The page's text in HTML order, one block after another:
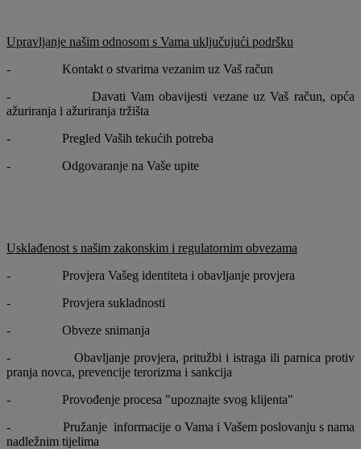
Upravljanje našim odnosom s Vama uključujući podršku
- Kontakt o stvarima vezanim uz Vaš račun
- Davati Vam obavijesti vezane uz Vaš račun, opća
ažuriranja i ažuriranja tržišta
- Pregled Vaših tekućih potreba
- Odgovaranje na Vaše upite
Usklađenost s našim zakonskim i regulatornim obvezama
- Provjera Vašeg identiteta i obavljanje provjera
- Provjera sukladnosti
- Obveze snimanja
- Obavljanje provjera, pritužbi i istraga ili parnica protiv
pranja novca, prevencije terorizma i sankcija
- Provođenje procesa "upoznajte svog klijenta"
- Pružanje informacije o Vama i Vašem poslovanju s nama
nadležnim tijelima